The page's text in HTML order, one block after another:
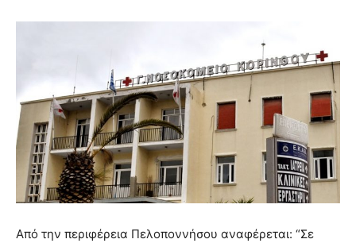
Από την περιφέρεια Πελοποννήσου αναφέρεται: “Σε